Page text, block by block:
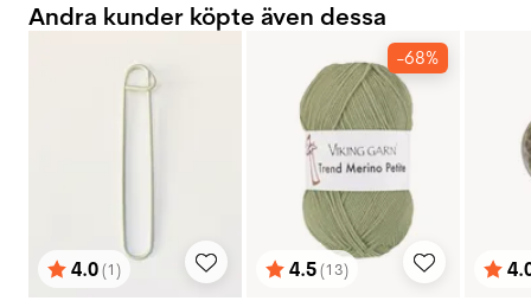
Andra kunder köpte även dessa
Betyg:
4.0(1)
utav 5 stjärnor
-68%
Betyg:
4.5(13)
utav 5 stjärnor utav